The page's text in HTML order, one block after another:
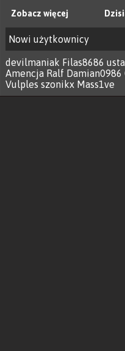
Zobacz więcej
Nowi użytkownicy
devilmaniak Filas8686
Amencja Ralf Damian0986
Vulples szonikx Mass1ve